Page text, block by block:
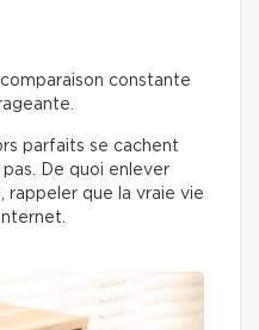
constante
parfaits se cachent
De quoi enlever
que la vraie vie